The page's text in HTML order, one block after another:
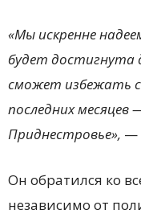
«Мы искренне
будет достигнута
сможет избежать
последних месяцев
Приднестровье», —
Он обратился ко
независимо от